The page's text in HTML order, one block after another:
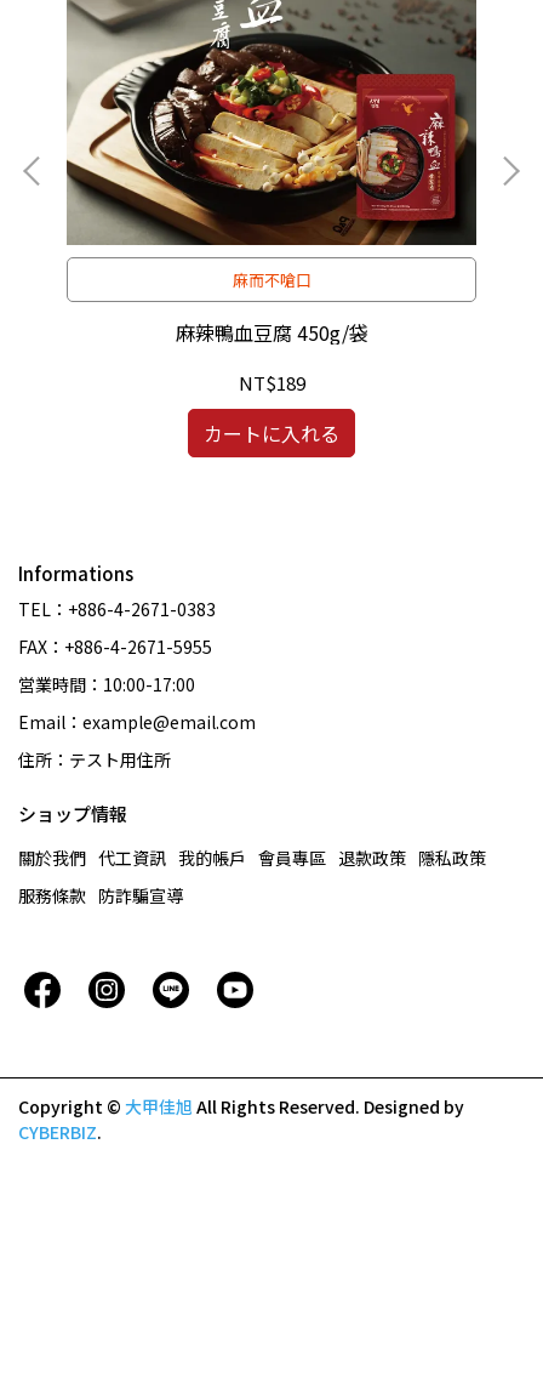
麻而不嗆口
麻辣鴨血豆腐 450g/袋
NT$189
カートに入れる
Informations
TEL：+886-4-2671-0383
FAX：+886-4-2671-5955
営業時間：10:00-17:00
Email：example@email.com
住所：テスト用住所
ショップ情報
關於我們 代工資訊 我的帳戶 會員專區 退款政策 隱私政策
服務條款 防詐騙宣導
Copyright © 大甲佳旭 All Rights Reserved. Designed by
CYBERBIZ.